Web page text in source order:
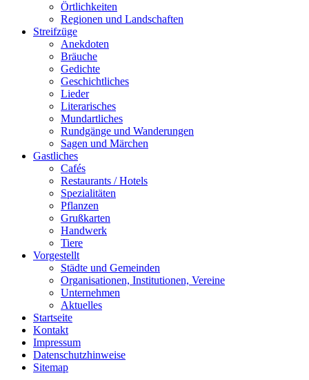
Örtlichkeiten
Regionen und Landschaften
Streifzüge
Anekdoten
Bräuche
Gedichte
Geschichtliches
Lieder
Literarisches
Mundartliches
Rundgänge und Wanderungen
Sagen und Märchen
Gastliches
Cafés
Restaurants / Hotels
Spezialitäten
Pflanzen
Grußkarten
Handwerk
Tiere
Vorgestellt
Städte und Gemeinden
Organisationen, Institutionen, Vereine
Unternehmen
Aktuelles
Startseite
Kontakt
Impressum
Datenschutzhinweise
Sitemap